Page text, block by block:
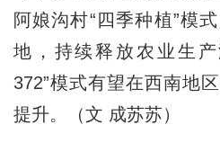
阿娘沟村“四季种植”模
地，持续释放农业生
372”模式有望在西南地
提升。（文 成苏苏）